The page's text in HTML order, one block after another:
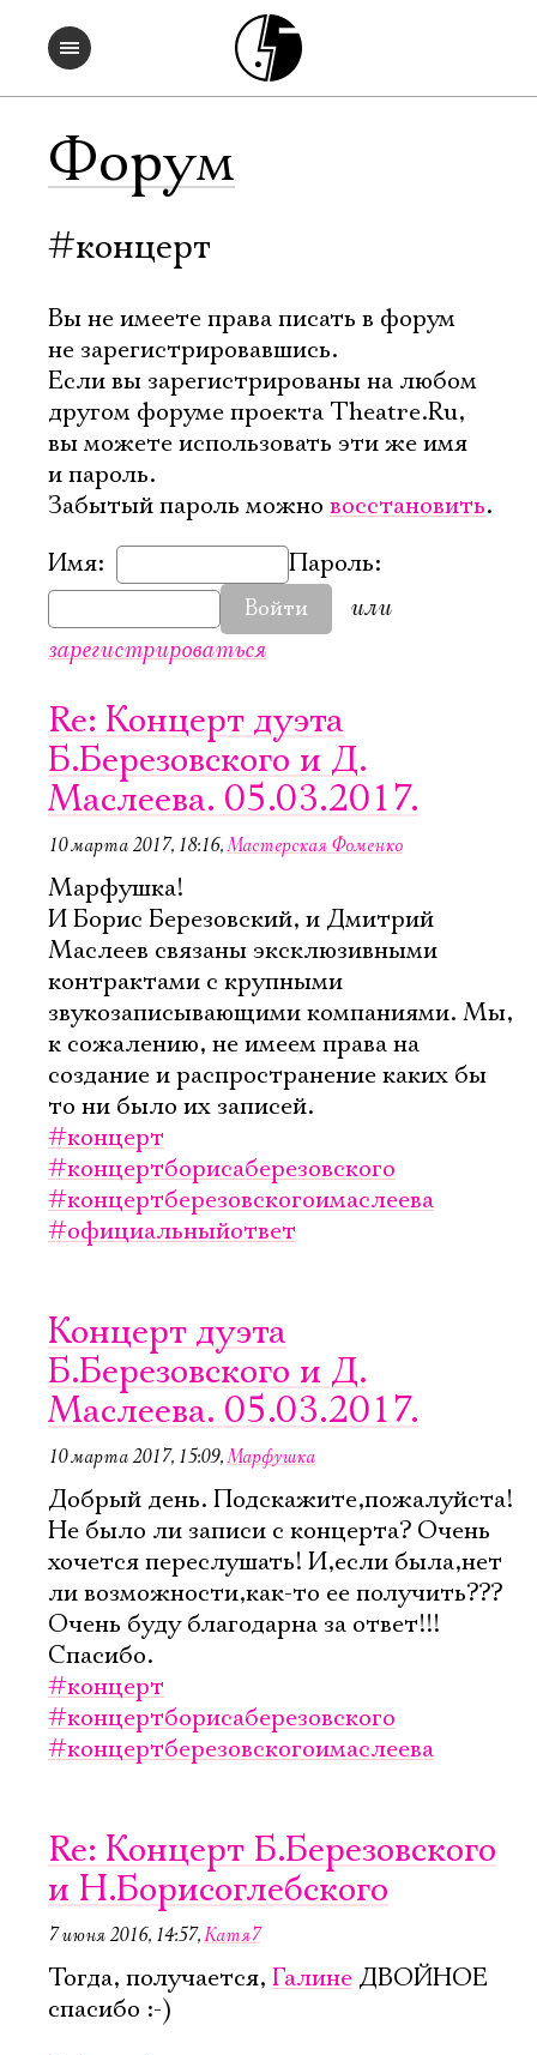
Форум
#концерт
Вы не имеете права писать в форум
не зарегистрировавшись.
Если вы зарегистрированы на любом
другом форуме проекта Theatre.Ru,
вы можете использовать эти же имя
и пароль.
Забытый пароль можно восстановить.
Имя:
Пароль:
Войти
или
зарегистрироваться
Re: Концерт дуэта
Б.Березовского и Д.
Маслеева. 05.03.2017.
10 марта 2017, 18:16,Мастерская Фоменко
Марфушка!
И Борис Березовский, и Дмитрий
Маслеев связаны эксклюзивными
контрактами с крупными
звукозаписывающими компаниями. Мы,
к сожалению, не имеем права на
создание и распространение каких бы
то ни было их записей.
#концерт
#концертборисаберезовского
#концертберезовскогоимаслеева
#официальныйответ
Концерт дуэта
Б.Березовского и Д.
Маслеева. 05.03.2017.
10 марта 2017, 15:09,Марфушка
Добрый день. Подскажите,пожалуйста!
Не было ли записи с концерта? Очень
хочется переслушать! И,если была,нет
ли возможности,как-то ее получить???
Очень буду благодарна за ответ!!!
Спасибо.
#концерт
#концертборисаберезовского
#концертберезовскогоимаслеева
Re: Концерт Б.Березовского
и Н.Борисоглебского
7 июня 2016, 14:57,Катя7
Тогда, получается, Галине ДВОЙНОЕ
спасибо :-)